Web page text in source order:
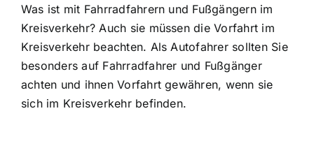
Was ist mit Fahrradfahrern und Fußgängern im
Kreisverkehr? Auch sie müssen dieVorfahrt im
Kreisverkehr beachten. Als Autofahrer sollten Sie
besonders auf Fahrradfahrer und Fußgänger
achten und ihnen Vorfahrt gewähren, wenn sie
sich im Kreisverkehr befinden.